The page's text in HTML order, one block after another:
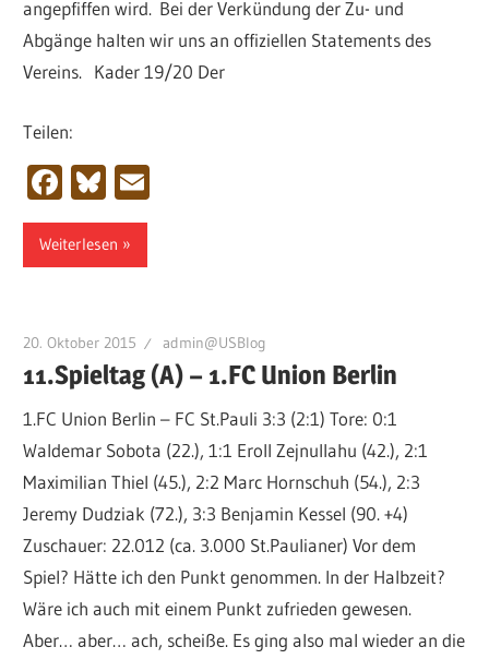
angepfiffen wird. Bei der Verkündung der Zu- und
Abgänge halten wir uns an offiziellen Statements des
Vereins. Kader 19/20 Der
Teilen:
Facebook
Bluesky
Weiterlesen
20. Oktober 2015 admin@USBlog
11.Spieltag (A) – 1.FC Union Berlin
1.FC Union Berlin – FC St.Pauli 3:3 (2:1) Tore: 0:1
Waldemar Sobota (22.), 1:1 Eroll Zejnullahu (42.), 2:1
Maximilian Thiel (45.), 2:2 Marc Hornschuh (54.), 2:3
Jeremy Dudziak (72.), 3:3 Benjamin Kessel (90. +4)
Zuschauer: 22.012 (ca. 3.000 St.Paulianer) Vor dem
Spiel? Hätte ich den Punkt genommen. In der Halbzeit?
Wäre ich auch mit einem Punkt zufrieden gewesen.
Aber… aber… ach, scheiße. Es ging also mal wieder an die